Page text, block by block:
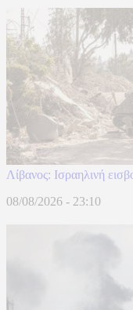
Λίβανος: Ισραηλινή
08/08/2026 - 23:10